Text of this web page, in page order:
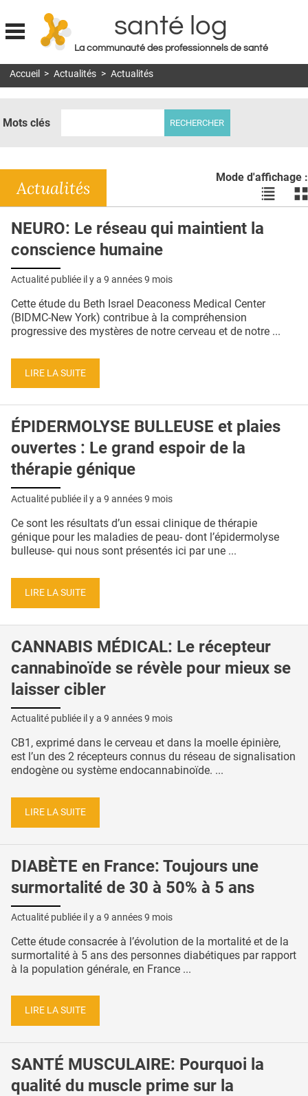
Jump to navigation
santé log
La communauté des professionnels de santé
MON COMPTE
DOSSIERS
RÉSEAUX
E-REVUE SAD
QUI SOMMES-NOUS ?
CONDITIONS GÉNÉRALES
CRÉDITS
Accueil > Actualités > Actualités
Mots clés
Mode d'affichage :
Voir
les
en
les
Actualités
NEURO: Le réseau qui maintient la
conscience humaine
Actualité publiée il y a 9 années 9 mois
Cette étude du Beth Israel Deaconess Medical Center
(BIDMC-New York) contribue à la compréhension
progressive des mystères de notre cerveau et de notre ...
LIRE LA SUITE
ÉPIDERMOLYSE BULLEUSE et plaies
ouvertes : Le grand espoir de la
thérapie génique
Actualité publiée il y a 9 années 9 mois
Ce sont les résultats d’un essai clinique de thérapie
génique pour les maladies de peau- dont l’épidermolyse
bulleuse- qui nous sont présentés ici par une ...
LIRE LA SUITE
CANNABIS MÉDICAL: Le récepteur
cannabinoïde se révèle pour mieux se
laisser cibler
Actualité publiée il y a 9 années 9 mois
CB1, exprimé dans le cerveau et dans la moelle épinière,
est l’un des 2 récepteurs connus du réseau de signalisation
endogène ou système endocannabinoïde. ...
LIRE LA SUITE
DIABÈTE en France: Toujours une
surmortalité de 30 à 50% à 5 ans
Actualité publiée il y a 9 années 9 mois
Cette étude consacrée à l’évolution de la mortalité et de la
surmortalité à 5 ans des personnes diabétiques par rapport
à la population générale, en France ...
LIRE LA SUITE
SANTÉ MUSCULAIRE: Pourquoi la
qualité du muscle prime sur la